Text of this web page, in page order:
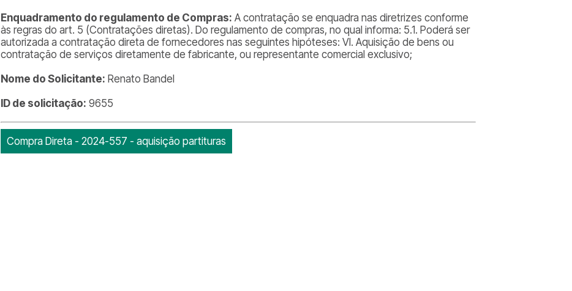
Enquadramento do regulamento de Compras: A contratação se enquadra nas diretrizes conforme
às regras do art. 5 (Contratações diretas). Do regulamento de compras, no qual informa: 5.1. Poderá ser
autorizada a contratação direta de fornecedores nas seguintes hipóteses: VI. Aquisição de bens ou
contratação de serviços diretamente de fabricante, ou representante comercial exclusivo;
Nome do Solicitante: Renato Bandel
ID de solicitação: 9655
Compra Direta - 2024-557 - aquisição partituras